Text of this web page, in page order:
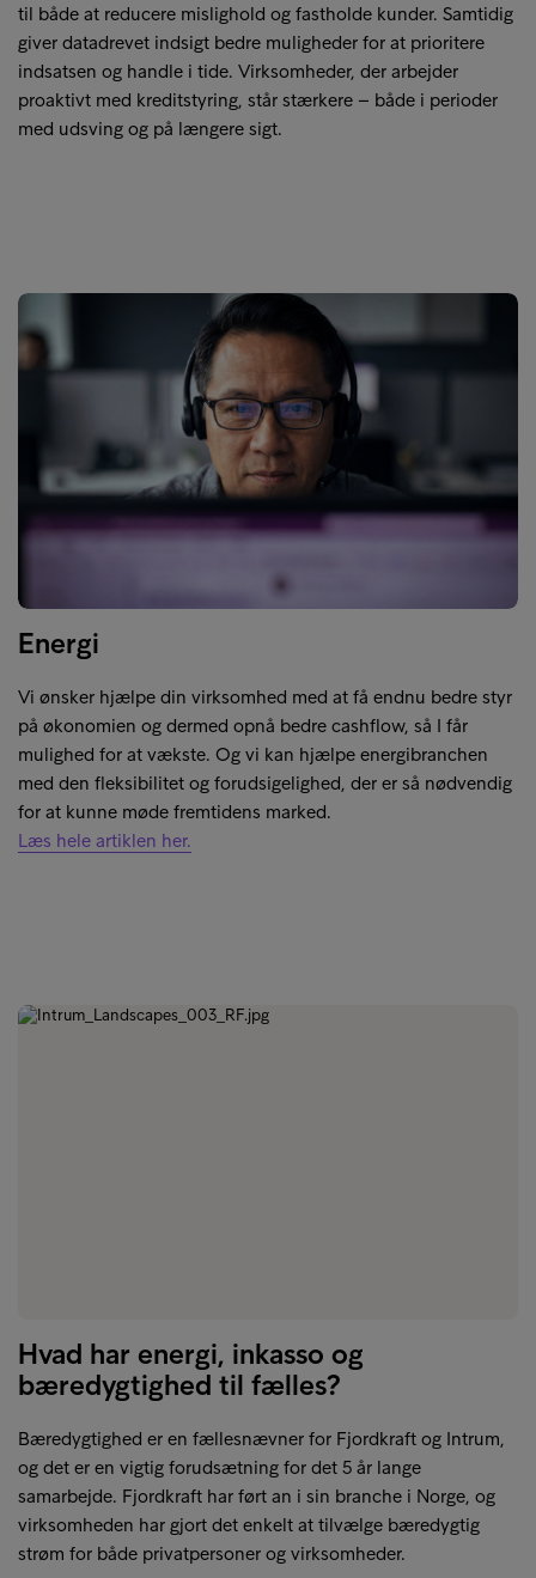
til både at reducere mislighold og fastholde kunder. Samtidig
giver datadrevet indsigt bedre muligheder for at prioritere
indsatsen og handle i tide. Virksomheder, der arbejder
proaktivt med kreditstyring, står stærkere – både i perioder
med udsving og på længere sigt.
Energi
Vi ønsker hjælpe din virksomhed med at få endnu bedre styr
på økonomien og dermed opnå bedre cashflow, så I får
mulighed for at vækste. Og vi kan hjælpe energibranchen
med den fleksibilitet og forudsigelighed, der er så nødvendig
for at kunne møde fremtidens marked.
Læs hele artiklen her.
Hvad har energi, inkasso og
bæredygtighed til fælles?
Bæredygtighed er en fællesnævner for Fjordkraft og Intrum,
og det er en vigtig forudsætning for det 5 år lange
samarbejde. Fjordkraft har ført an i sin branche i Norge, og
virksomheden har gjort det enkelt at tilvælge bæredygtig
strøm for både privatpersoner og virksomheder.